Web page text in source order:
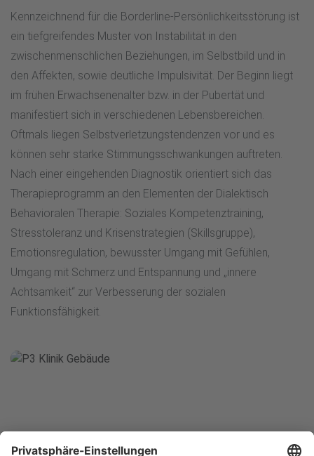
Kennzeichnend für die Borderline-Persönlichkeitsstörung ist
ein tiefgreifendes Muster von Instabilität in den
zwischenmenschlichen Beziehungen, im Selbstbild und in
den Affekten, sowie deutliche Impulsivität. Der Beginn liegt
im frühen Erwachsenenalter bzw. in der Pubertät und
manifestiert sich in verschiedenen Lebensbereichen.
Oftmals liegen Selbstverletzungstendenzen vor und es
können sehr starke Stimmungsschwankungen auftreten.
Nach einer eingehenden Diagnostik orientiert sich das
Therapieprogramm an den Elementen der Dialektisch
Behavioralen Therapie: Soziales Kompetenztraining,
Stresstoleranz und Krisenstrategien (Skillsgruppe),
Emotionsregulation, bewusster Umgang mit Gefühlen,
Umgang mit Schmerz und Entspannung und „innere
Achtsamkeit“ zur Verbesserung der sozialen
Funktionsfähigkeit.